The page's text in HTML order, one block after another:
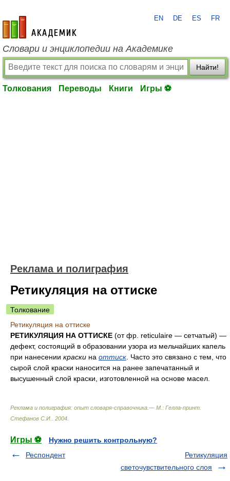
academic.ru
EN DE ES FR
Словари и энциклопедии на Академике
Найти!
Толкования Переводы Книги Игры ⚽
Реклама и полиграфия
Ретикуляция на оттиске
Толкование
Ретикуляция на оттиске
РЕТИКУЛЯЦИЯ НА ОТТИСКЕ (от фр. reticulaire — сетчатый) —
дефект, состоящий в образовании узора из мельчайших капель
при нанесении краски на оттиск . Часто это связано с тем, что
сырой слой краски наносится на ранее запечатанный и
высушенный слой краски, изготовленной на основе масел.
Реклама и полиграфия: опыт словаря-справочника.— М.: Гелла-принт
Стефанов С.И.
2004
Игры ⚽
Нужно решить контрольную?
Респондент
Ретикуляция
светочувствительного слоя